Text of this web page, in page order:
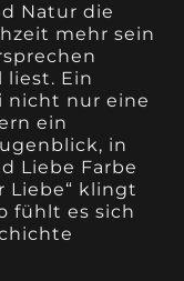
Natur die
mehr sein
liest. Ein
nicht nur eine
ein
in
Liebe Farbe
Liebe“ klingt
fühlt es sich